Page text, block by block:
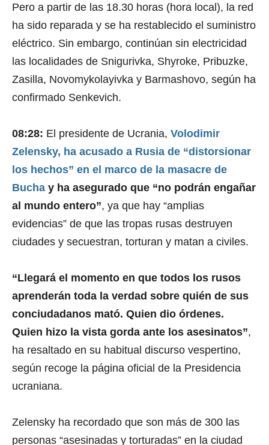
Pero a partir de las 18.30 horas (hora local), la red
ha sido reparada y se ha restablecido el suministro
eléctrico. Sin embargo, continúan sin electricidad
las localidades de Snigurivka, Shyroke, Pribuzke,
Zasilla, Novomykolayivka y Barmashovo, según ha
confirmado Senkevich.
08:28: El presidente de Ucrania, Volodimir
Zelensky, ha acusado a Rusia de “distorsionar
los hechos” en el marco de la masacre de
Bucha y ha asegurado que “no podrán engañar
al mundo entero”, ya que hay “amplias
evidencias” de que las tropas rusas destruyen
ciudades y secuestran, torturan y matan a civiles.
“Llegará el momento en que todos los rusos
aprenderán toda la verdad sobre quién de sus
conciudadanos mató. Quien dio órdenes.
Quien hizo la vista gorda ante los asesinatos”,
ha resaltado en su habitual discurso vespertino,
según recoge la página oficial de la Presidencia
ucraniana.
Zelensky ha recordado que son más de 300 las
personas “asesinadas y torturadas” en la ciudad